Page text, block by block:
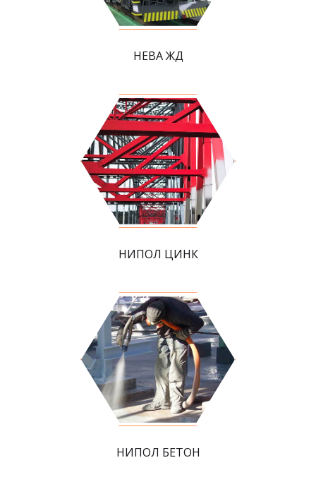
НЕВА ЖД
НИПОЛ ЦИНК
НИПОЛ БЕТОН